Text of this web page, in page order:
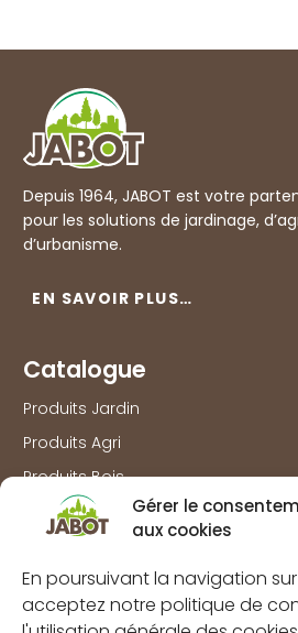
Gérer le
aux cookies
En poursuivant la navigation
acceptez notre politique de
Depuis 1964, JABOT est votre
pour les solutions de jardinage,
d’urbanisme.
EN SAVOIR PLUS…
Catalogue
Produits Jardin
Produits Agri
Produits Bois
Produits Outillage & Protection
Information